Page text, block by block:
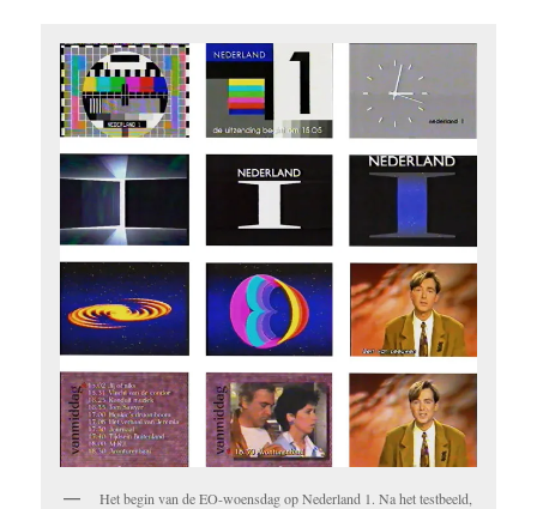
Het begin van de EO-woensdag op Nederland 1. Na het testbeeld,